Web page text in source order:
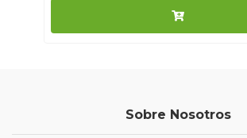
Sobre Nosotros